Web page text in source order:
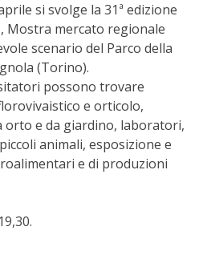
si svolge la 31ª edizione
Mostra mercato regionale
scenario del Parco della
(Torino).
possono trovare
e orticolo,
orto e da giardino, laboratori,
animali, esposizione e
e di produzioni